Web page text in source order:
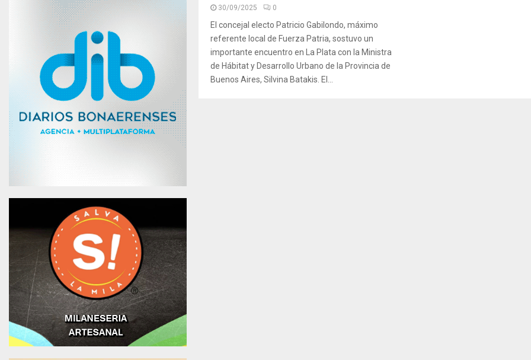
30/09/2025 0
El concejal electo Patricio Gabilondo, máximo
referente local de Fuerza Patria, sostuvo un
importante encuentro en La Plata con la Ministra
de Hábitat y Desarrollo Urbano de la Provincia de
Buenos Aires, Silvina Batakis. El...